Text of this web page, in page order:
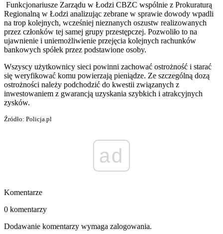
Funkcjonariusze Zarządu w Łodzi CBZC wspólnie z Prokuraturą
Regionalną w Łodzi analizując zebrane w sprawie dowody wpadli
na trop kolejnych, wcześniej nieznanych oszustw realizowanych
przez członków tej samej grupy przestępczej. Pozwoliło to na
ujawnienie i uniemożliwienie przejęcia kolejnych rachunków
bankowych spółek przez podstawione osoby.
Wszyscy użytkownicy sieci powinni zachować ostrożność i starać
się weryfikować komu powierzają pieniądze. Ze szczególną dozą
ostrożności należy podchodzić do kwestii związanych z
inwestowaniem z gwarancją uzyskania szybkich i atrakcyjnych
zysków.
Źródło: Policja.pl
ad
Komentarze
0 komentarzy
Dodawanie komentarzy wymaga zalogowania.